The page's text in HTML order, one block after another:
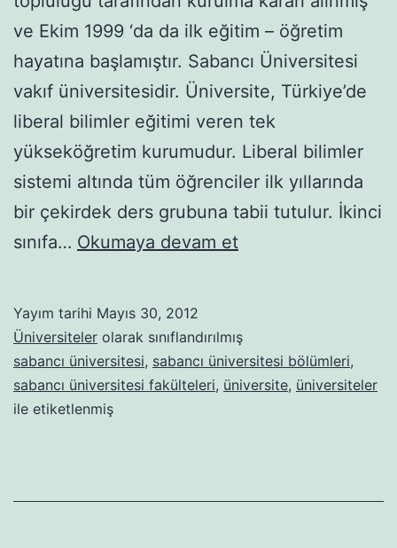
ve Ekim 1999 ‘da da ilk eğitim – öğretim
hayatına başlamıştır. Sabancı Üniversitesi
vakıf üniversitesidir. Üniversite, Türkiye’de
liberal bilimler eğitimi veren tek
yükseköğretim kurumudur. Liberal bilimler
sistemi altında tüm öğrenciler ilk yıllarında
bir çekirdek ders grubuna tabii tutulur. İkinci
sınıfa… Okumaya devam etSabancı
Yayım tarihi Mayıs 30, 2012
Üniversiteler olarak sınıflandırılmış
sabancı üniversitesi, sabancı üniversitesi bölümleri,
sabancı üniversitesi fakülteleri, üniversite, üniversiteler
ile etiketlenmiş